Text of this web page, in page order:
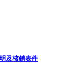
及核銷表件